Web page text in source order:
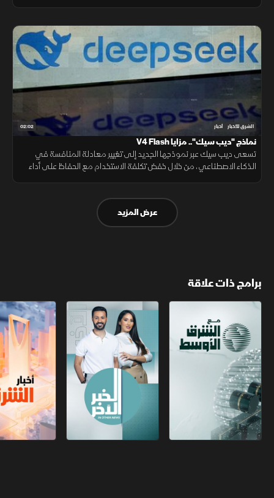
02:02 الشرق للأخبار أخبار
نماذج "ديب سيك".. مزايا V4 Flash
تسعى ديب سيك عبر نموذجها الجديد إلى تغيير معادلة المنافسة في
الذكاء الاصطناعي، من خلال خفض تكلفة الاستخدام مع الحفاظ على أداء
عرض المزيد
برامج ذات علاقة
مع الشرق الأوسط الخبر الآخر أخبار الشرق